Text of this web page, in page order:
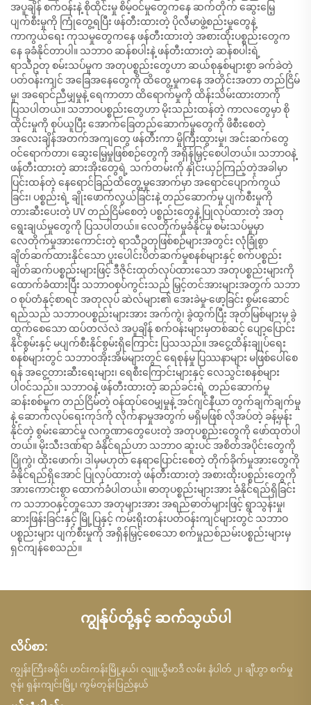
အပူချိန် စက်ဝန်းနဲ့ စိုထိုင်းမှု စိမ့်ဝင်မှုတွေကနေ ဆက်တိုက် ဆွေးမြေ့
ပျက်စီးမှုကို ကြုံတွေ့ရပြီး ဖန်တီးထားတဲ့ ပိုလီမာဖွဲ့စည်းမှုတွေနဲ့
ကာကွယ်ရေး ကုသမှုတွေကနေ ဖန်တီးထားတဲ့ အစားထိုးပစ္စည်းတွေက
နေ ခုခံနိုင်တာပါ။ သဘာဝ ဆန်စပါးနဲ့ ဖန်တီးထားတဲ့ ဆန်စပါးရဲ့
ရာသီဥတု စမ်းသပ်မှုက အတုပစ္စည်းတွေဟာ ဆယ်စုနှစ်များစွာ ခက်ခဲတဲ့
ပတ်ဝန်းကျင် အခြေအနေတွေကို ထိတွေ့မှုကနေ အတိုင်းအတာ တည်ငြိမ်
မှု၊ အရောင်ညီမျှမှုနဲ့ ရေကာတာ ထိရောက်မှုကို ထိန်းသိမ်းထားတာကို
ပြသပါတယ်။ သဘာဝပစ္စည်းတွေဟာ မိုးသည်းထန်တဲ့ ကာလတွေမှာ စို
ထိုင်းမှုကို စုပ်ယူပြီး အောက်ခြေတည်ဆောက်မှုတွေကို ဖိစီးစေတဲ့
အလေးချိန်အတက်အကျတွေ ဖန်တီးကာ မှိုကြီးထွားမှု၊ အင်းဆက်တွေ
ဝင်ရောက်တာ၊ ဆွေးမြေ့မှုဖြစ်စဉ်တွေကို အရှိန်မြှင့်စေပါတယ်။ သဘာဝနဲ့
ဖန်တီးထားတဲ့ ဆားအိုးတွေရဲ့ သက်တမ်းကို နှိုင်းယှဉ်ကြည့်တဲ့အခါမှာ
ပြင်းထန်တဲ့ နေရောင်ခြည်ထိတွေ့မှုအောက်မှာ အရောင်ပျောက်ကွယ်
ခြင်း၊ ပစ္စည်းရဲ့ ချိုးဖောက်လွယ်ခြင်းနဲ့ တည်ဆောက်မှု ပျက်စီးမှုကို
တားဆီးပေးတဲ့ UV တည်ငြိမ်စေတဲ့ ပစ္စည်းတွေနဲ့ ပြုလုပ်ထားတဲ့ အတု
ရွေးချယ်မှုတွေကို ပြသပါတယ်။ လေတိုက်မှုခံနိုင်မှု စမ်းသပ်မှုမှာ
လေတိုက်မှုအားကောင်းတဲ့ ရာသီဥတုဖြစ်စဉ်များအတွင်း လုံခြုံစွာ
ချိတ်ဆက်ထားနိုင်သော ပူးပေါင်းပိတ်ဆက်မှုစနစ်များနှင့် စက်ပစ္စည်း
ချိတ်ဆက်ပစ္စည်းများဖြင့် ဒီဇိုင်းထုတ်လုပ်ထားသော အတုပစ္စည်းများကို
ထောက်ခံထားပြီး သဘာဝစုပ်ကွင်းသည် မြှင့်တင်အားများအတွက် သဘာ
ဝ စုပ်တံနှင့်စာရင် အတုလုပ် ဆဲလ်များ၏ အေးခဲမှု-ဖော့ခြင်း စွမ်းဆောင်
ရည်သည် သဘာဝပစ္စည်းများအား အက်ကွဲ၊ ခွဲထွက်ပြီး အုတ်မြစ်များမှ ခွဲ
ထွက်စေသော ထပ်တလဲလဲ အပူချိန် စက်ဝန်းများမှတစ်ဆင့် ပျော့ပြောင်း
နိုင်စွမ်းနှင့် မပျက်စီးနိုင်စွမ်းရှိကြောင်း ပြသသည်။ အငွေ့ထိန်းချုပ်ရေး
စနစ်များတွင် သဘာဝအိုးအိမ်များတွင် ရေစုန်မှု ပြဿနာများ မဖြစ်ပေါ်စေ
ရန် အငွေ့တားဆီးရေးများ၊ ရေစီးကြောင်းများနှင့် လေသွင်းစနစ်များ
ပါဝင်သည်။ သဘာဝနဲ့ ဖန်တီးထားတဲ့ ဆည်ခင်းရဲ့ တည်ဆောက်မှု
ဆန်းစစ်မှုက တည်ငြိမ်တဲ့ ဝန်ထုပ်ဝေမျှမှုနဲ့ အင်ဂျင်နီယာ တွက်ချက်ချက်မှု
နဲ့ ဆောက်လုပ်ရေးကုဒ်ကို လိုက်နာမှုအတွက် မရှိမဖြစ် လိုအပ်တဲ့ ခန့်မှန်း
နိုင်တဲ့ စွမ်းဆောင်မှု လက္ခဏာတွေပေးတဲ့ အတုပစ္စည်းတွေကို ဖော်ထုတ်ပါ
တယ်။ မိုးသီးဒဏ်ရာ ခံနိုင်ရည်ဟာ သဘာဝ ဆူးပင် အစိတ်အပိုင်းတွေကို
ပြိုကွဲ၊ ထိုးဖောက်၊ ဒါမှမဟုတ် နေရာပြောင်းစေတဲ့ တိုက်ခိုက်မှုအားတွေကို
ခံနိုင်ရည်ရှိအောင် ပြုလုပ်ထားတဲ့ ဖန်တီးထားတဲ့ အစားထိုးပစ္စည်းတွေကို
အားကောင်းစွာ ထောက်ခံပါတယ်။ ဓာတုပစ္စည်းများအား ခံနိုင်ရည်ရှိခြင်း
က သဘာဝနှင့်တူသော အတုများအား အရည်ဓာတ်များဖြင့် ရွာသွန်းမှု၊
ဆားဖြန်းခြင်းနှင့် မြို့ပြနှင့် ကမ်းရိုးတန်းပတ်ဝန်းကျင်များတွင် သဘာဝ
ပစ္စည်းများ ပျက်စီးမှုကို အရှိန်မြှင့်စေသော စက်မှုညစ်ညမ်းပစ္စည်းများမှ
ရှင်ကျန်စေသည်။
ကျွန်ုပ်တို့နှင့် ဆက်သွယ်ပါ
လိပ်စာ:
ကျွန်းကြီးခရိုင်၊ ဟင်းကန်းမြို့နယ်၊ လျူယွီမာဒီ လမ်း နံပါတ် ၂၊ ချီဟွာ စက်မှု
ဇုန်၊ ရှန်းကျင်းမြို့၊ ကွမ်တုန်းပြည်နယ်